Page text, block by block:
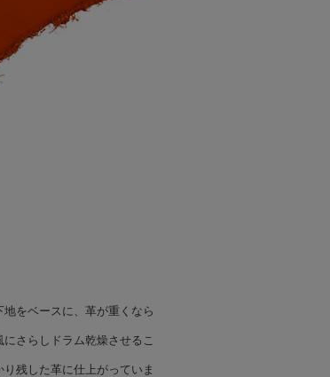
をベースに、革が重くなら
さらしドラム乾燥させるこ
残した革に仕上がっていま